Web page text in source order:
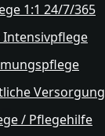
1:1 24/7/365
Versorgung
/ Pflegehilfe